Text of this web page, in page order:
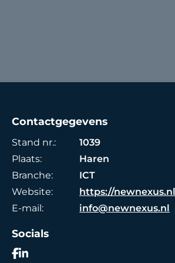
Contactgegevens
Stand nr.:
1039
Plaats:
Haren
Branche:
ICT
Website:
https://newnexus.nl
E-mail:
info@newnexus.nl
Socials